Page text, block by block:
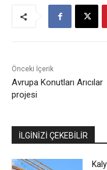
Önceki İçerik
Avrupa Konutları Arıcılar
projesi
İLGİNİZİ ÇEKEBİLİR